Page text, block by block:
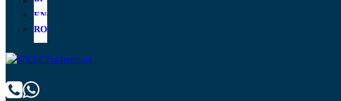
EN
RO